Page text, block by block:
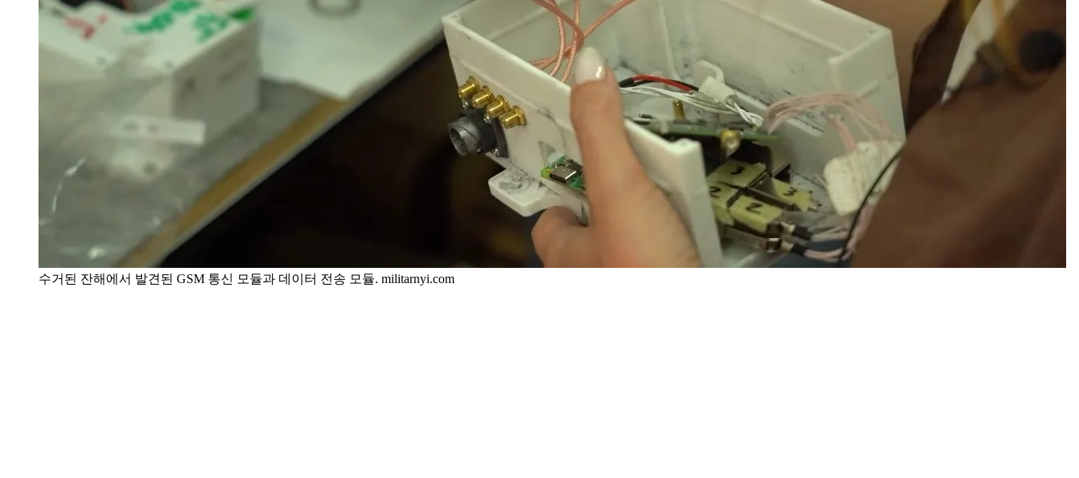
수거된 잔해에서 발견된 GSM 통신 모듈과 데이터 전송 모듈. militarnyi.com